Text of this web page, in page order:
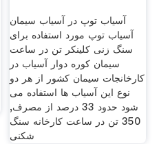
آسیاب توپ در آسیاب سیمان
آسیاب توپ مورد استفاده برای
سنگ زنی کلینکر تن در ساعت
سیمان کوره دوار آسیاب در
کارخانجات سیمان کشور از هر دو
نوع این آسیاب ها استفاده می
شود حدود 33 درصد از مصرف,
350 تن در ساعت کارخانه سنگ
شکنی